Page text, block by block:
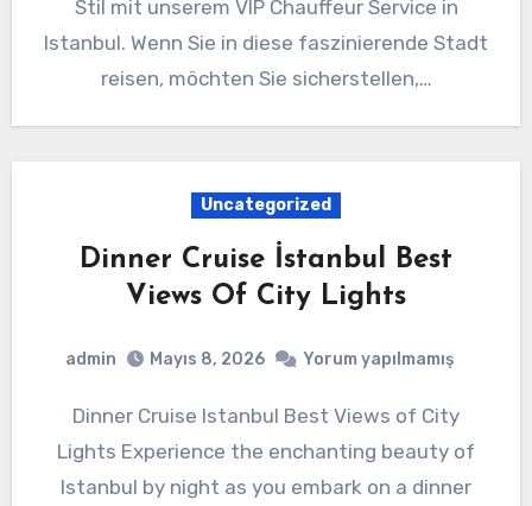
Stil mit unserem VIP Chauffeur Service in
Istanbul. Wenn Sie in diese faszinierende Stadt
reisen, möchten Sie sicherstellen,…
Uncategorized
Dinner Cruise İstanbul Best
Views Of City Lights
admin Mayıs 8, 2026 Yorum yapılmamış
Dinner Cruise Istanbul Best Views of City
Lights Experience the enchanting beauty of
Istanbul by night as you embark on a dinner